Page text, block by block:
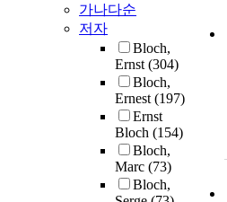
가나다순
저자
Bloch,
Ernst(304)
Bloch,
Ernest(197)
Ernst
Bloch (154)
Bloch,
Marc (73)
Bloch,